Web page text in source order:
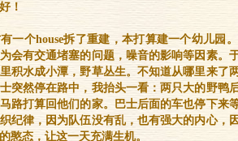
！
一个house拆了重建，本打算建一个幼儿园
会有交通堵塞的问题，噪音的影响等因素。
积水成小潭，野草丛生。不知道从哪里来了
突然停在路中，我抬头一看：两只大的野鸭
路打算回他们的家。巴士后面的车也停下来
纪律，因为队伍没有乱，也有强大的内心，
憨态，让这一天充满生机。